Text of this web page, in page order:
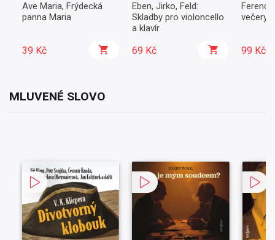
Ave Maria, Frýdecká
panna Maria
39 Kč
Eben, Jirko, Feld:
Skladby pro violoncello
a klavír
69 Kč
Ferenc
večery
99 Kč
MLUVENÉ SLOVO